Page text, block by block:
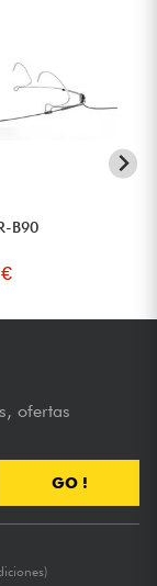
B90
ofertas
GO !